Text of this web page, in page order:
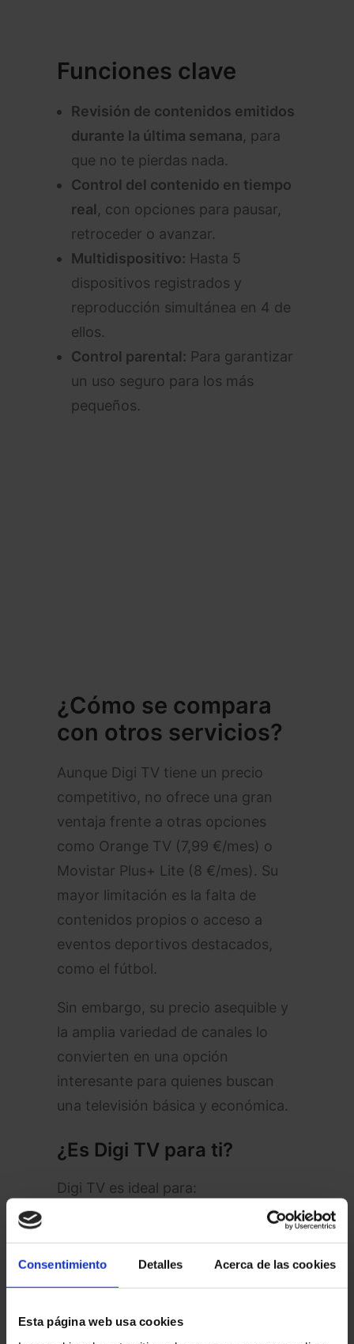
Consentimiento Detalles Acerca de las cookies
Esta página web usa cookies
Funciones clave
Revisión de contenidos emitidos
durante la última semana, para
que no te pierdas nada.
Control del contenido en tiempo
real, con opciones para pausar,
retroceder o avanzar.
Multidispositivo: Hasta 5
dispositivos registrados y
reproducción simultánea en 4 de
ellos.
Control parental: Para garantizar
un uso seguro para los más
pequeños.
¿Cómo se compara
con otros servicios?
Aunque Digi TV tiene un precio
competitivo, no ofrece una gran
ventaja frente a otras opciones
como Orange TV (7,99 €/mes) o
Movistar Plus+ Lite (8 €/mes). Su
mayor limitación es la falta de
contenidos propios o acceso a
eventos deportivos destacados,
como el fútbol.
Sin embargo, su precio asequible y
la amplia variedad de canales lo
convierten en una opción
interesante para quienes buscan
una televisión básica y económica.
¿Es Digi TV para ti?
Digi TV es ideal para:
variados para todos los